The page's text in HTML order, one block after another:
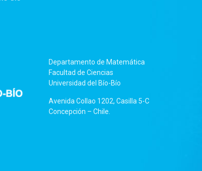
Departamento de Matemática
Facultad de Ciencias
Universidad del Bío-Bío
Avenida Collao 1202, Casilla 5-C
Concepción – Chile.